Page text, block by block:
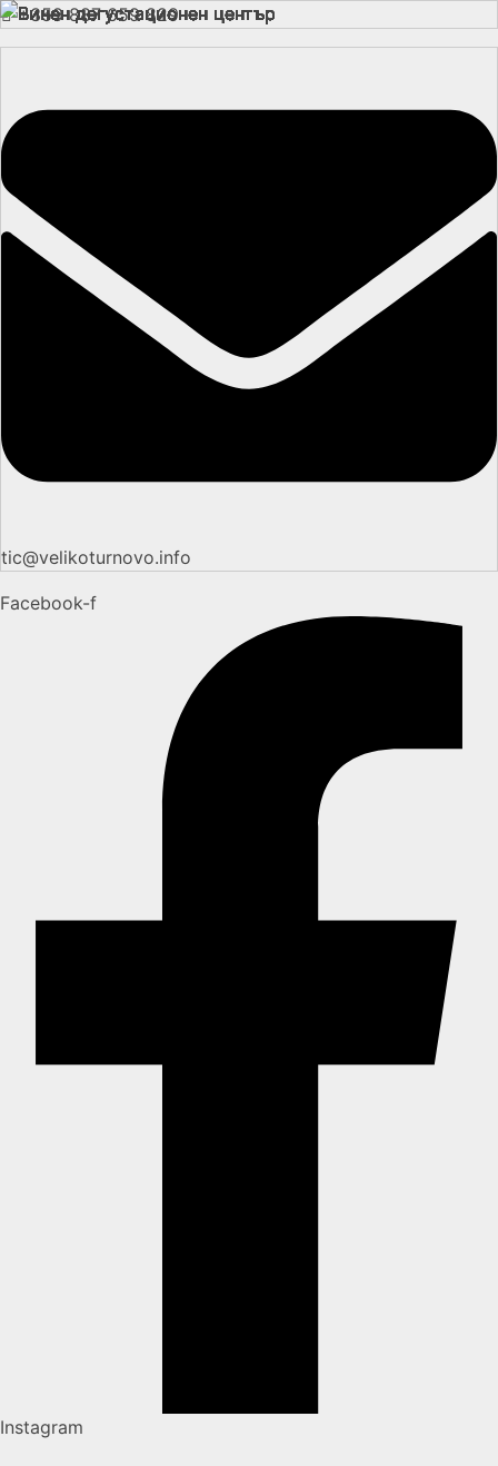
+359 887 659 829
tic@velikoturnovo.info
Facebook-f
Instagram